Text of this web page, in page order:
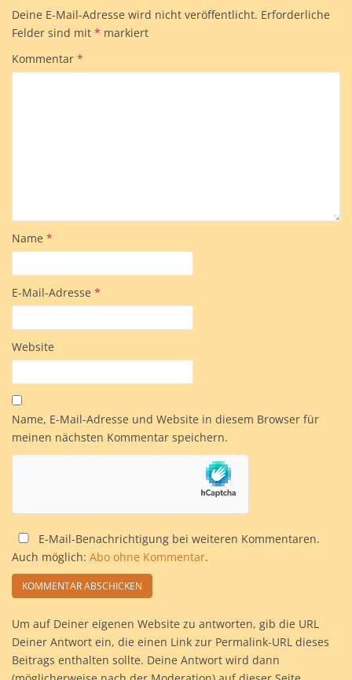
Deine E-Mail-Adresse wird nicht veröffentlicht. Erforderliche
Felder sind mit * markiert
Kommentar *
Name *
E-Mail-Adresse *
Website
Name, E-Mail-Adresse und Website in diesem Browser für
meinen nächsten Kommentar speichern.
E-Mail-Benachrichtigung bei weiteren Kommentaren.
Auch möglich: Abo ohne Kommentar.
Um auf Deiner eigenen Website zu antworten, gib die URL
Deiner Antwort ein, die einen Link zur Permalink-URL dieses
Beitrags enthalten sollte. Deine Antwort wird dann